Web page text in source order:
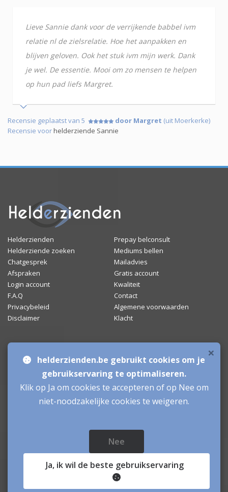
Lieve Sannie dank voor de verrijkende babbel ivm
relatie nl de zielsrelatie. Hoe het aanpakken en
blijven geloven. Ook het stuk ivm mijn werk. Dank
je wel. De essentie. Mooi om zo mensen te helpen
op hun pad liefs Margret.
Recensie geplaatst van 5 door Margret (uit Moerkerke)
Recensie voorhelderziende Sannie
Helderzienden
Prepay belconsult
Helderziende zoeken
Mediums bellen
Chatgesprek
Mailadvies
Afspraken
Gratis account
Login account
Kwaliteit
F.A.Q
Contact
Privacybeleid
Algemene voorwaarden
Disclaimer
Klacht
Mediumchat
Helderzienden
© sinds 2006 - 2026
- helderzienden Belgie
Helderziende hulplijn:helderzienden voorspellen uw
toekomst - helderzienden.be
×
helderzienden.be gebruikt cookies om je
gebruikservaring te optimaliseren.
Klik op Ja om cookies te accepteren of op Nee om
niet-noodzakelijke cookies te weigeren.
Nee
Ja, ik wil de beste gebruikservaring